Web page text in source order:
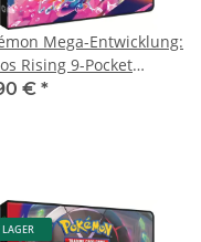
Mega-Entwicklung:
Rising 9-Pocket
für 252
€ *